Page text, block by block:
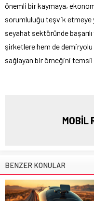
önemli bir kaymaya,
sorumluluğu teşvik
seyahat sektöründe
şirketlere hem de
sağlayan bir örneğini
MOBİL
BENZER KONULAR